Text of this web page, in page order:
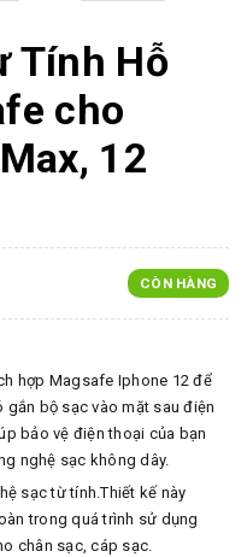
Tính Hỗ
cho
12
CÒN HÀNG
hợp Magsafe Iphone 12 để
bộ sạc vào mặt sau điện
bảo vệ điện thoại của bạn
nghệ sạc không dây.
sạc từ tính.Thiết kế này
trong quá trình sử dụng
chân sạc, cáp sạc.